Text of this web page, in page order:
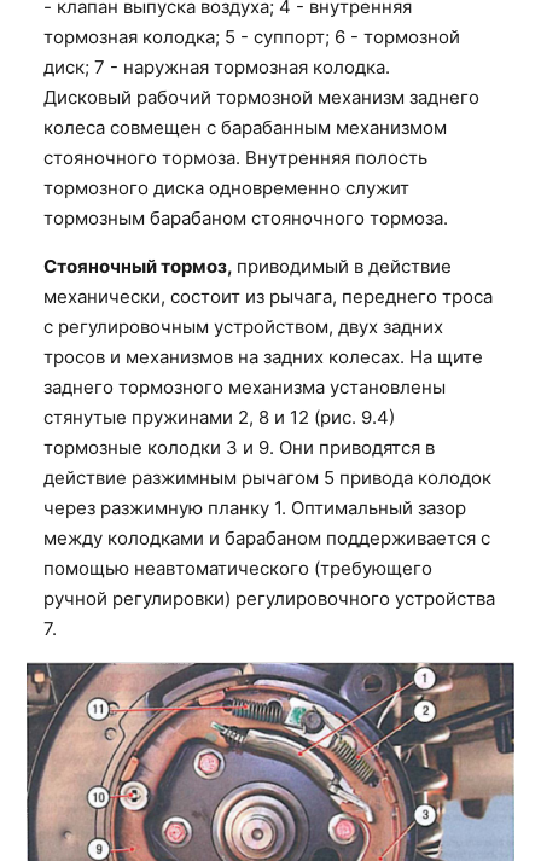
- клапан выпуска воздуха; 4 - внутренняя
тормозная колодка; 5 - суппорт; 6 - тормозной
диск; 7 - наружная тормозная колодка.
Дисковый рабочий тормозной механизм заднего
колеса совмещен с барабанным механизмом
стояночного тормоза. Внутренняя полость
тормозного диска одновременно служит
тормозным барабаном стояночного тормоза.
Стояночный тормоз, приводимый в действие
механически, состоит из рычага, переднего троса
с регулировочным устройством, двух задних
тросов и механизмов на задних колесах. На щите
заднего тормозного механизма установлены
стянутые пружинами 2, 8 и 12 (рис. 9.4)
тормозные колодки 3 и 9. Они приводятся в
действие разжимным рычагом 5 привода колодок
через разжимную планку 1. Оптимальный зазор
между колодками и барабаном поддерживается с
помощью неавтоматического (требующего
ручной регулировки) регулировочного устройства
7.